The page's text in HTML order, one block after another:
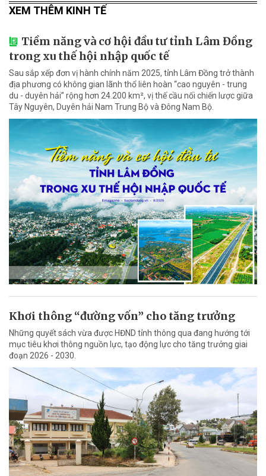
XEM THÊM KINH TẾ
Tiềm năng và cơ hội đầu tư tỉnh Lâm Đồng
trong xu thế hội nhập quốc tế
Sau sắp xếp đơn vị hành chính năm 2025, tỉnh Lâm Đồng trở thành
địa phương có không gian lãnh thổ liên hoàn “cao nguyên - trung
du - duyên hải” rộng hơn 24.200 km², vị thế cầu nối chiến lược giữa
Tây Nguyên, Duyên hải Nam Trung Bộ và Đông Nam Bộ.
Khơi thông “đường vốn” cho tăng trưởng
Những quyết sách vừa được HĐND tỉnh thông qua đang hướng tới
mục tiêu khơi thông nguồn lực, tạo động lực cho tăng trưởng giai
đoạn 2026 - 2030.